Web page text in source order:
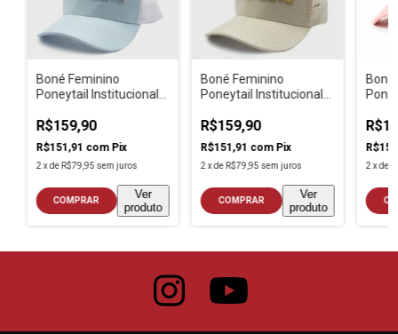
Boné Feminino
Poneytail Institucional
R$159,90
R$151,91 com Pix
2xde R$79,95 sem juros
COMPRAR
Ver
produto
Boné Feminino
Poneytail Institucional
R$159,90
R$151,91 com Pix
2xde R$79,95 sem juros
COMPRAR
Ver
produto
2xde